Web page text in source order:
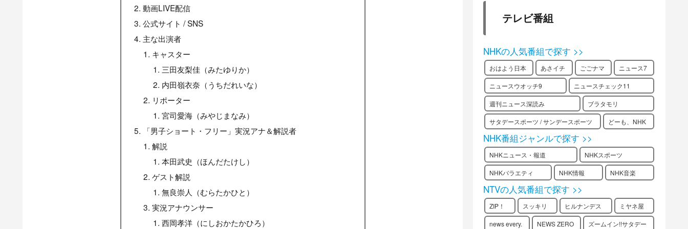
動画LIVE配信
公式サイト / SNS
主な出演者
キャスター
三田友梨佳（みたゆりか）
内田嶺衣奈（うちだれいな）
リポーター
宮司愛海（みやじまなみ）
「男子ショート・フリー」実況アナ＆解説者
解説
本田武史（ほんだたけし）
ゲスト解説
無良崇人（むらたかひと）
実況アナウンサー
西岡孝洋（にしおかたかひろ）
テレビ番組
NHKの人気番組で探す >>
おはよう日本 あさイチ ごごナマ ニュース7
ニュースウオッチ9 ニュースチェック11
週刊ニュース深読み ブラタモリ
サタデースポーツ / サンデースポーツ どーも、NHK
NHK番組ジャンルで探す >>
NHKニュース・報道 NHKスポーツ
NHKバラエティ NHK情報 NHK音楽
NTVの人気番組で探す >>
ZIP！ スッキリ ヒルナンデス ミヤネ屋
news every. NEWS ZERO ズームイン!!サタデー